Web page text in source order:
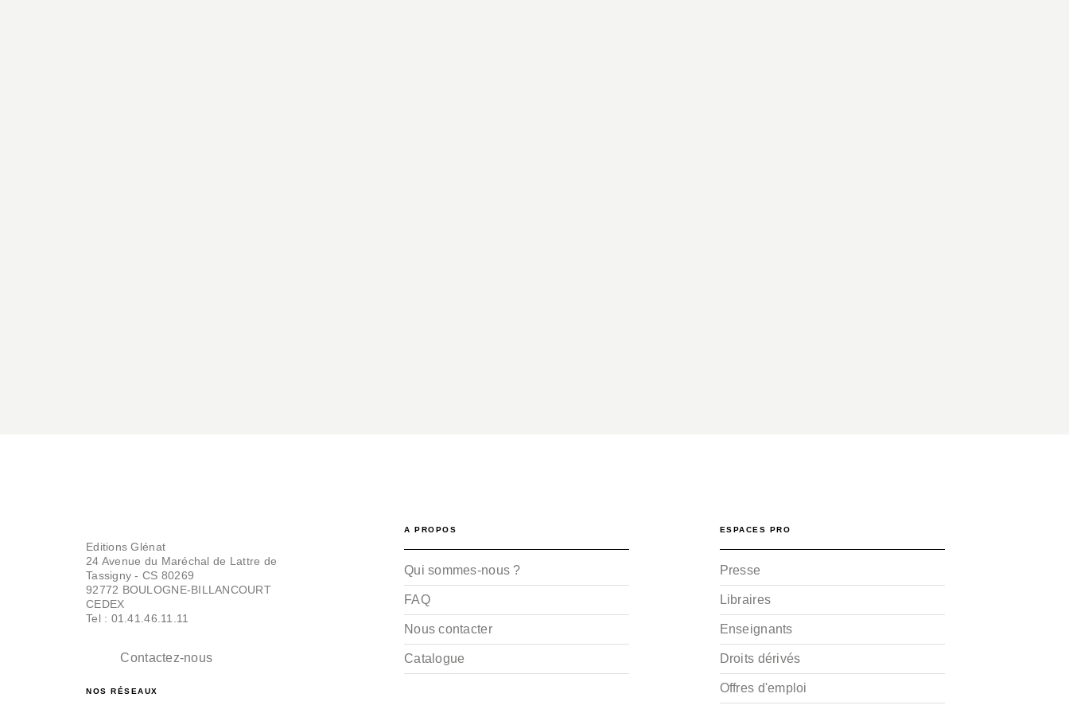
Editions Glénat
24 Avenue du Maréchal de Lattre de
Tassigny - CS 80269
92772 BOULOGNE-BILLANCOURT
CEDEX
Tel : 01.41.46.11.11
Contactez-nous
NOS RÉSEAUX
A PROPOS
Qui sommes-nous ?
FAQ
Nous contacter
Catalogue
ESPACES PRO
Presse
Libraires
Enseignants
Droits dérivés
Offres d'emploi